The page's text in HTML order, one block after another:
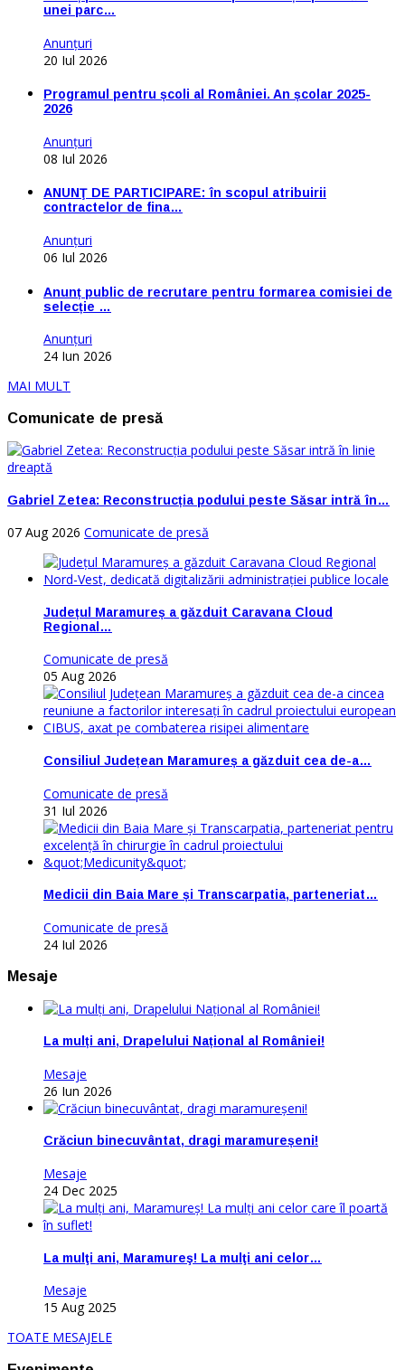
unei parc…
Anunţuri
20 Iul 2026
Programul pentru școli al României. An școlar 2025-
2026
Anunţuri
08 Iul 2026
ANUNŢ DE PARTICIPARE: în scopul atribuirii
contractelor de fina…
Anunţuri
06 Iul 2026
Anunț public de recrutare pentru formarea comisiei de
selecție …
Anunţuri
24 Iun 2026
MAI MULT
Comunicate de presă
Gabriel Zetea: Reconstrucția podului peste Săsar intră în…
07 Aug 2026 Comunicate de presă
Județul Maramureș a găzduit Caravana Cloud
Regional…
Comunicate de presă
05 Aug 2026
Consiliul Județean Maramureș a găzduit cea de-a…
Comunicate de presă
31 Iul 2026
Medicii din Baia Mare și Transcarpatia, parteneriat…
Comunicate de presă
24 Iul 2026
Mesaje
La mulți ani, Drapelului Național al României!
Mesaje
26 Iun 2026
Crăciun binecuvântat, dragi maramureșeni!
Mesaje
24 Dec 2025
La mulţi ani, Maramureş! La mulţi ani celor…
Mesaje
15 Aug 2025
TOATE MESAJELE